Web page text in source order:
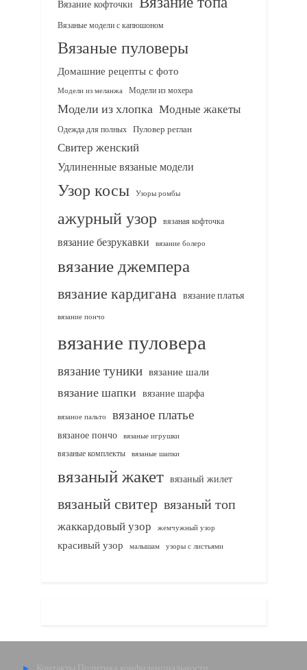
Вязание кофточки
Вязаные модели с капюшоном
Вязаные пуловеры
Домашние рецепты с фото
Модели из меланжа Модели из мохера
Модели из хлопка Модные жакеты
Одежда для полных Пуловер реглан
Свитер женский
Удлиненные вязаные модели
Узор косы Узоры ромбы
ажурный узор вязаная кофточка
вязание безрукавки вязание болеро
вязание джемпера
вязание кардигана вязание платья
вязание пончо
вязание пуловера
вязание туники вязание шали
вязание шапки вязание шарфа
вязаное пальто вязаное платье
вязаное пончо вязаные игрушки
вязаные комплекты
вязаные шапки
вязаный жакет вязаный жилет
вязаный свитер вязаный топ
жаккардовый узор жемчужный узор
красивый узор малышам узоры с листьями